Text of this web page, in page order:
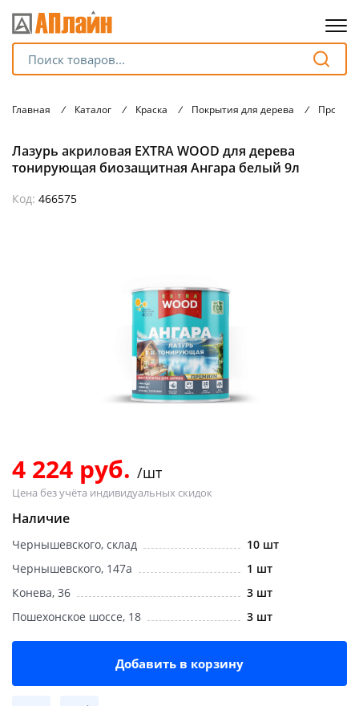
Главная / Каталог / Краска / Покрытия для дерева /
Лазурь акриловая EXTRA WOOD для дерева
тонирующая биозащитная Ангара белый 9л
Код: 466575
4 224 руб. /шт
Цена без учёта индивидуальных скидок
Наличие
Чернышевского, склад
10 шт
Чернышевского, 147а
1 шт
Конева, 36
3 шт
Пошехонское шоссе, 18
3 шт
Добавить в корзину
оплатуна части
без переплат
Добавляйте товары
в корзину
Оплачивайте сегодня только
25% картой любого банка
выбранный способом
Оставшиеся75% будут
списыватьсяс вашей карты
по25%каждые 2 недели